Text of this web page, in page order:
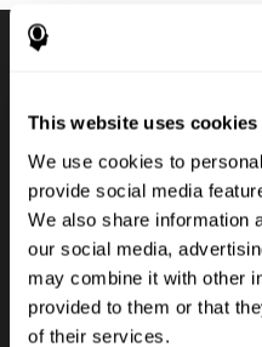
This website uses cookies
We use cookies to
provide social media
We also share information
our social media,
may combine it with other
provided to them or that
of their services.
في الأوج، فمن
الإدراكيّة لديها ضعف
الأكاديميّة.